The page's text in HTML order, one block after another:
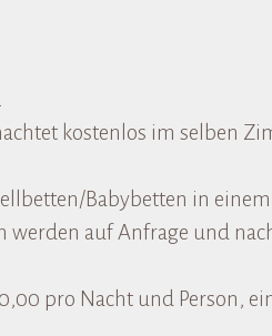
kostenlos im selben
Babybetten in
werden auf Anfrage und
pro Nacht und Person,